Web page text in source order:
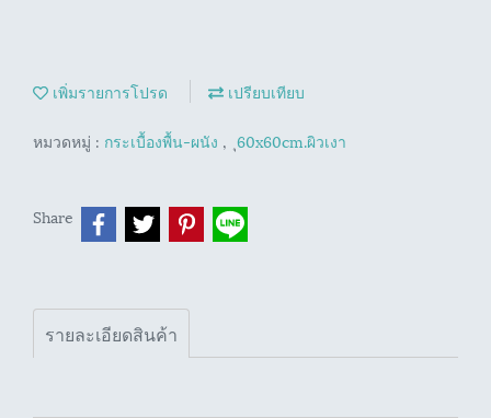
เพิ่มรายการโปรด เปรียบเทียบ
หมวดหมู่ : กระเบื้องพื้น-ผนัง , ุ60x60cm.ผิวเงา
Share
รายละเอียดสินค้า